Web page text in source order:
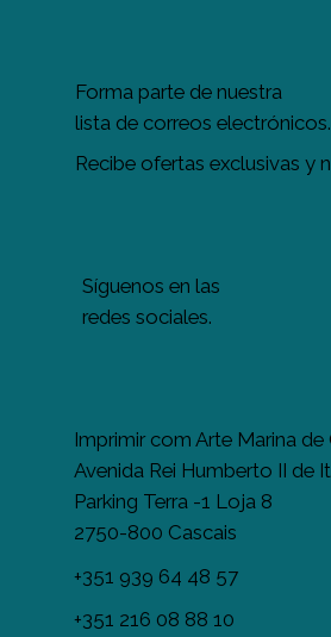
Forma parte de nuestra
lista de correos electrónicos.
Recibe ofertas exclusivas y
Síguenos en las
redes sociales.
Imprimir com Arte Marina de
Avenida Rei Humberto II de
Parking Terra -1 Loja 8
2750-800 Cascais
+351 939 64 48 57
+351 216 08 88 10